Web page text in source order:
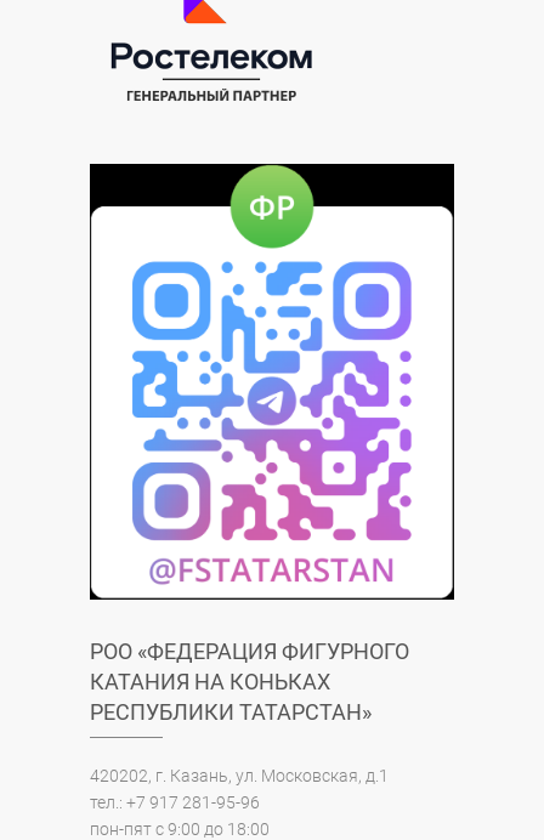
РОО «ФЕДЕРАЦИЯ ФИГУРНОГО
КАТАНИЯ НА КОНЬКАХ
РЕСПУБЛИКИ ТАТАРСТАН»
420202, г. Казань, ул. Московская, д.1
тел.: +7 917 281-95-96
пон-пят с 9:00 до 18:00